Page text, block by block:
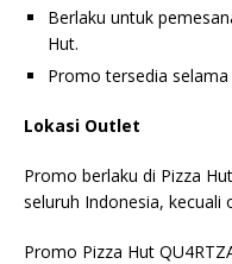
Berlaku untuk
Hut.
Promo tersedia
Lokasi Outlet
Promo berlaku di Pizza
seluruh Indonesia, kecuali
Promo Pizza Hut